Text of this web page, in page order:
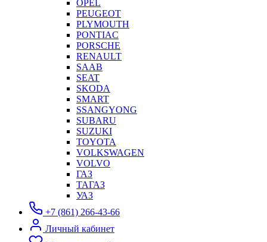
OPEL
PEUGEOT
PLYMOUTH
PONTIAC
PORSCHE
RENAULT
SAAB
SEAT
SKODA
SMART
SSANGYONG
SUBARU
SUZUKI
TOYOTA
VOLKSWAGEN
VOLVO
ГАЗ
ТАГАЗ
УАЗ
+7 (861) 266-43-66
Личный кабинет